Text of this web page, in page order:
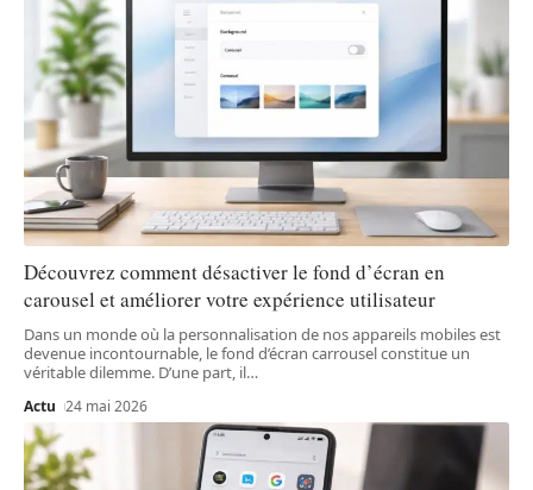
Découvrez comment désactiver le fond d’écran en
carousel et améliorer votre expérience utilisateur
Dans un monde où la personnalisation de nos appareils mobiles est
devenue incontournable, le fond d’écran carrousel constitue un
véritable dilemme. D’une part, il…
Actu 24 mai 2026